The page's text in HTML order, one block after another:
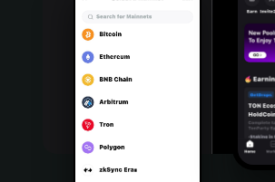
Português (Portugal)
Bahasa Indonesia